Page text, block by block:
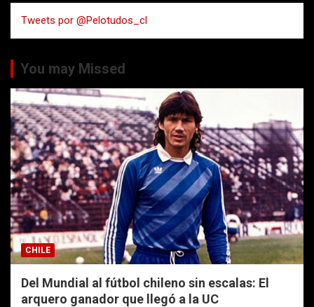
a
r
Tweets por @Pelotudos_cl
You may Missed
CHILE
Del Mundial al fútbol chileno sin escalas: El
arquero ganador que llegó a la UC